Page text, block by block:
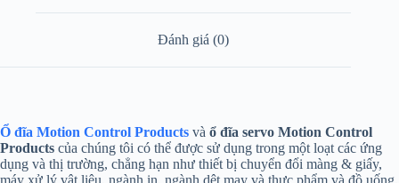
Đánh giá (0)
Ổ đĩa Motion Control Products và ổ đĩa servo Motion Control
Products của chúng tôi có thể được sử dụng trong một loạt các ứng
dụng và thị trường, chẳng hạn như thiết bị chuyển đổi màng & giấy,
máy xử lý vật liệu, ngành in, ngành dệt may và thực phẩm và đồ uống,